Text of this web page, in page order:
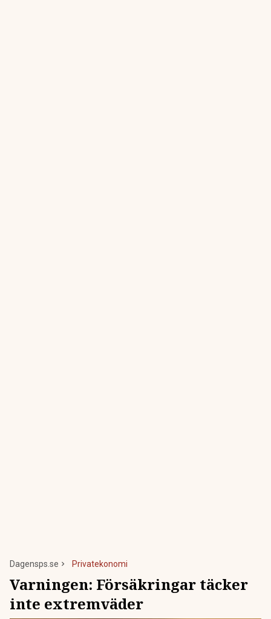
Dagensps.se Privatekonomi
Varningen: Försäkringar täcker
inte extremväder